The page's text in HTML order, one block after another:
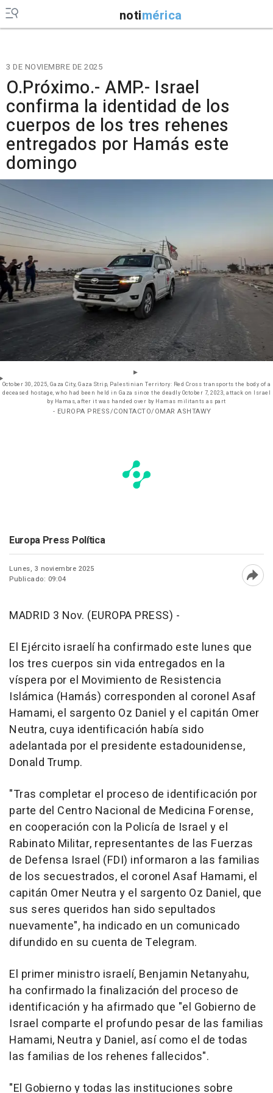
notimérica
3 DE NOVIEMBRE DE 2025
O.Próximo.- AMP.- Israel
confirma la identidad de los
cuerpos de los tres rehenes
entregados por Hamás este
domingo
October 30, 2025, Gaza City, Gaza Strip, Palestinian Territory: Red Cross transports the body of a
deceased hostage, who had been held in Gaza since the deadly October 7, 2023, attack on Israel
by Hamas, after it was handed over by Hamas militants as part
- EUROPA PRESS/CONTACTO/OMAR ASHTAWY
Europa Press Política
Lunes, 3 noviembre 2025
Publicado: 09:04
MADRID 3 Nov. (EUROPA PRESS) -
El Ejército israelí ha confirmado este lunes que
los tres cuerpos sin vida entregados en la
víspera por el Movimiento de Resistencia
Islámica (Hamás) corresponden al coronel Asaf
Hamami, el sargento Oz Daniel y el capitán Omer
Neutra, cuya identificación había sido
adelantada por el presidente estadounidense,
Donald Trump.
"Tras completar el proceso de identificación por
parte del Centro Nacional de Medicina Forense,
en cooperación con la Policía de Israel y el
Rabinato Militar, representantes de las Fuerzas
de Defensa Israel (FDI) informaron a las familias
de los secuestrados, el coronel Asaf Hamami, el
capitán Omer Neutra y el sargento Oz Daniel, que
sus seres queridos han sido sepultados
nuevamente", ha indicado en un comunicado
difundido en su cuenta de Telegram.
El primer ministro israelí, Benjamin Netanyahu,
ha confirmado la finalización del proceso de
identificación y ha afirmado que "el Gobierno de
Israel comparte el profundo pesar de las familias
Hamami, Neutra y Daniel, así como el de todas
las familias de los rehenes fallecidos".
"El Gobierno y todas las instituciones sobre